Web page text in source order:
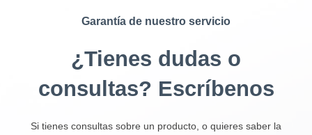
Garantía de nuestro servicio
¿Tienes dudas o
consultas? Escríbenos
Si tienes consultas sobre un producto, o quieres saber la